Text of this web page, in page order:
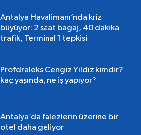
Antalya Havalimanı’nda kriz
büyüyor: 2 saat bagaj, 40 dakika
trafik, Terminal 1 tepkisi
Profdraleks Cengiz Yıldız kimdir?
kaç yaşında, ne iş yapıyor?
Antalya’da falezlerin üzerine bir
otel daha geliyor